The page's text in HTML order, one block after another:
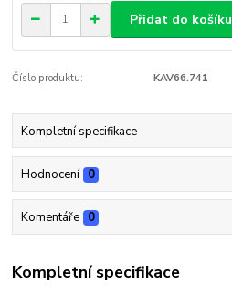
Přidat do košíku
Číslo produktu: KAV66.741
Kompletní specifikace
Hodnocení 0
Komentáře 0
Kompletní specifikace